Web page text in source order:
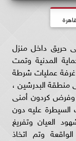
حريق داخل منزل
المدنية وتمت
عمليات شرطة
منطقة البدرشين ،
وفرض كردون أمنى
السيطرة عليه دون
العيان وتفريغ
وتم اتخاذ